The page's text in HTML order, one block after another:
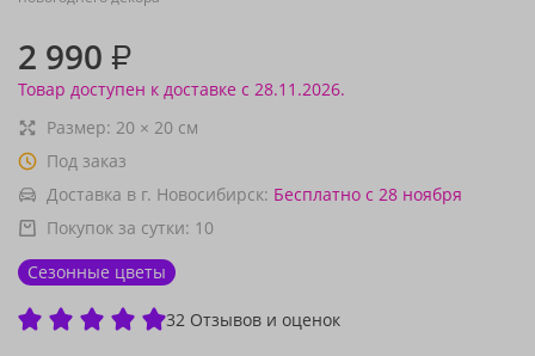
2 990 ₽
Товар доступен к доставке с 28.11.2026.
Размер: 20 × 20 см
Под заказ
Доставка в г. Новосибирск: Бесплатно с 28 ноября
Покупок за сутки: 10
Сезонные цветы
32 Отзывов и оценок